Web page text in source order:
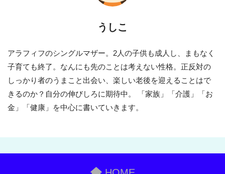
うしこ
アラフィフのシングルマザー。2人の子供も成人し、まもなく
子育ても終了。なんにも先のことは考えない性格。正反対の
しっかり者のうまこと出会い、楽しい老後を迎えることはで
きるのか？自分の伸びしろに期待中。 「家族」「介護」「お
金」「健康」を中心に書いていきます。